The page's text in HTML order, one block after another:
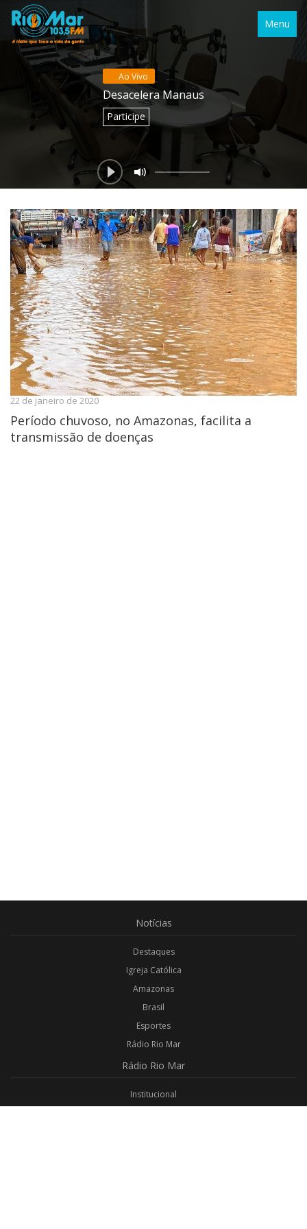
Menu
Ao Vivo
Desacelera Manaus
Participe
22 de janeiro de 2020
Período chuvoso, no Amazonas, facilita a
transmissão de doenças
Notícias
Destaques
Igreja Católica
Amazonas
Brasil
Esportes
Rádio Rio Mar
Rádio Rio Mar
Institucional